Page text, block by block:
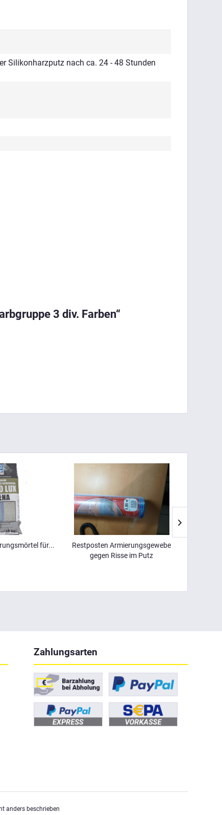
Silikonharzputz nach ca. 24 - 48 Stunden
3 div. Farben“
für...
Restposten Armierungsgewebe
gegen Risse im Putz
Zahlungsarten
anders beschrieben